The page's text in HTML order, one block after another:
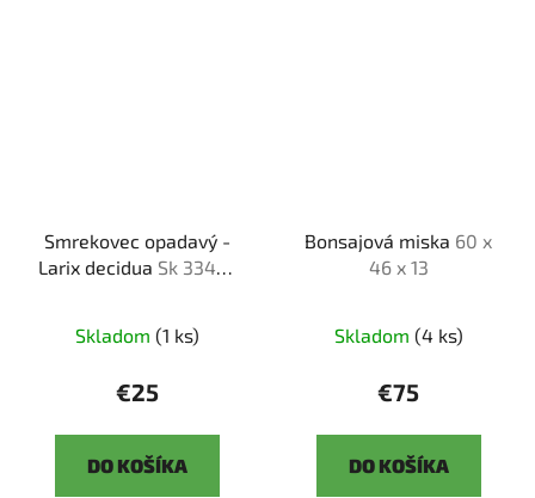
Smrekovec opadavý -
Larix decidua Sk 3344-
Skladom (1 ks)
€25
DO KOŠÍKA
Bonsajová miska 60 x
46 x 13
Skladom (4 ks)
€75
DO KOŠÍKA